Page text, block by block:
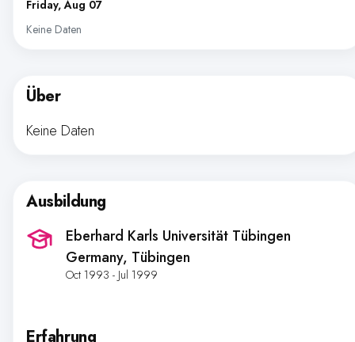
Friday, Aug 07
Keine Daten
Über
Keine Daten
Ausbildung
Eberhard Karls Universität Tübingen
Germany, Tübingen
Oct 1993 - Jul 1999
Erfahrung